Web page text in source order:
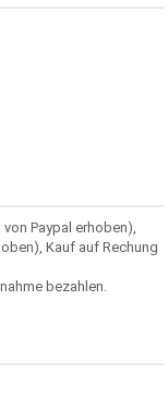
Paypal erhoben),
Kauf auf Rechung
bezahlen.